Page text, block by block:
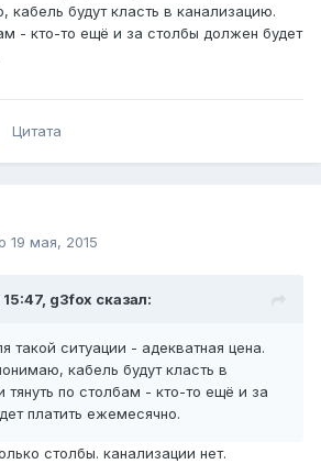
кабель будут класть в канализацию.
- кто-то ещё и за столбы должен будет
Цитата
19 мая, 2015
g3fox сказал:
такой ситуации - адекватная цена.
кабель будут класть в
тянуть по столбам - кто-то ещё и за
платить ежемесячно.
столбы. канализации нет.